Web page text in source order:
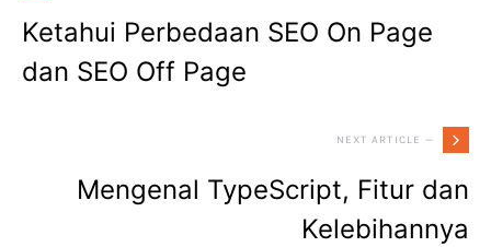
Ketahui Perbedaan SEO On Page
dan SEO Off Page
NEXT ARTICLE —
Mengenal TypeScript, Fitur dan
Kelebihannya